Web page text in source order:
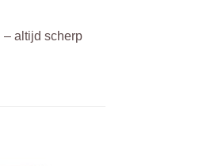
– altijd scherp